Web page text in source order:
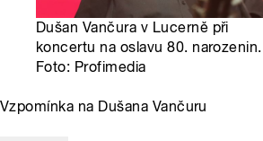
Dušan Vančura v Lucerně při
koncertu na oslavu 80. narozenin. |
Foto: Profimedia
Vzpomínka na Dušana Vančuru